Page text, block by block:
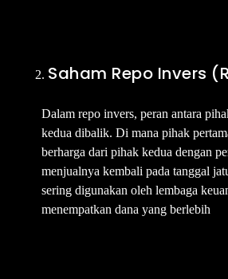
Saham Repo Invers
Dalam repo invers, peran antara
kedua dibalik. Di mana pihak
berharga dari pihak kedua dengan
menjualnya kembali pada tanggal
sering digunakan oleh lembaga
menempatkan dana yang berlebih